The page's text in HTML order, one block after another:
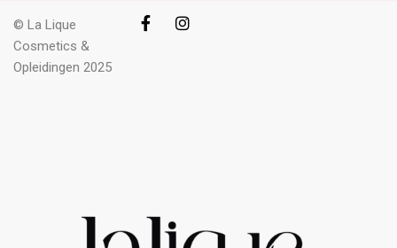
© La Lique
Cosmetics &
Opleidingen 2025